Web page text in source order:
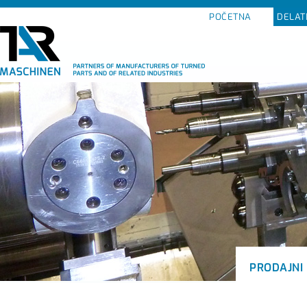
POČETNA
PRODAJNI